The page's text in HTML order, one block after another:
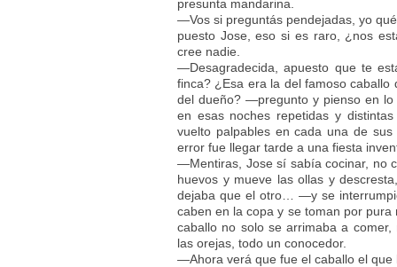
presunta mandarina.
—Vos si preguntás pendejadas, yo
puesto Jose, eso si es raro, ¿nos
cree nadie.
—Desagradecida, apuesto que te
finca? ¿Esa era la del famoso
del dueño? —pregunto y pienso en
en esas noches repetidas y
vuelto palpables en cada una de
error fue llegar tarde a una fiesta
—Mentiras, Jose sí sabía cocinar, no
huevos y mueve las ollas y
dejaba que el otro… —y se
caben en la copa y se toman por
caballo no solo se arrimaba a
las orejas, todo un conocedor.
—Ahora verá que fue el caballo el que